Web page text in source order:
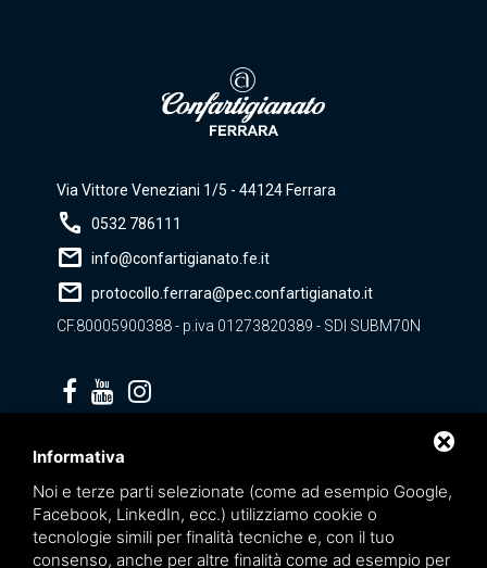
Via Vittore Veneziani 1/5 - 44124 Ferrara
call 0532 786111
mail info@confartigianato.fe.it
mail protocollo.ferrara@pec.confartigianato.it
CF.80005900388 - p.iva 01273820389 - SDI SUBM70N
Informativa
Noi e terze parti selezionate (come ad esempio Google,
Facebook, LinkedIn, ecc.) utilizziamo cookie o
tecnologie simili per finalità tecniche e, con il tuo
consenso, anche per altre finalità come ad esempio per